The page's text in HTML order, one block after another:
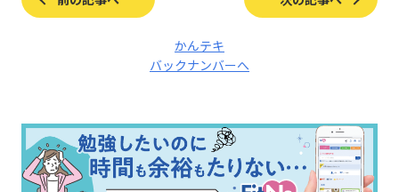
かんテキ
バックナンバーへ